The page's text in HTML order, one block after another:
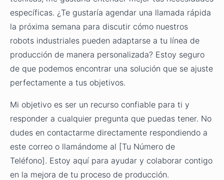
específicas. ¿Te gustaría agendar una llamada rápida
la próxima semana para discutir cómo nuestros
robots industriales pueden adaptarse a tu línea de
producción de manera personalizada? Estoy seguro
de que podemos encontrar una solución que se ajuste
perfectamente a tus objetivos.
Mi objetivo es ser un recurso confiable para ti y
responder a cualquier pregunta que puedas tener. No
dudes en contactarme directamente respondiendo a
este correo o llamándome al [Tu Número de
Teléfono]. Estoy aquí para ayudar y colaborar contigo
en la mejora de tu proceso de producción.